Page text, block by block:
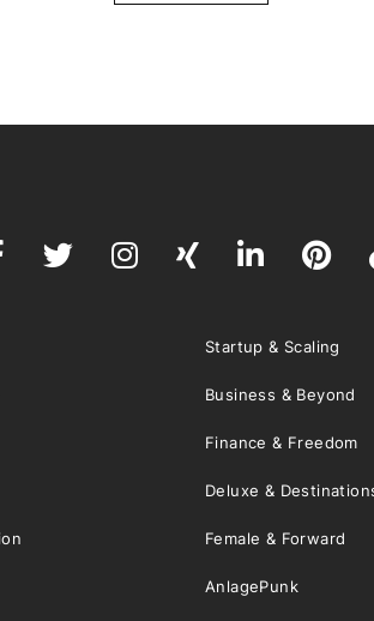
Startup & Scaling
Business & Beyond
Finance & Freedom
Deluxe &
Female & Forward
AnlagePunk